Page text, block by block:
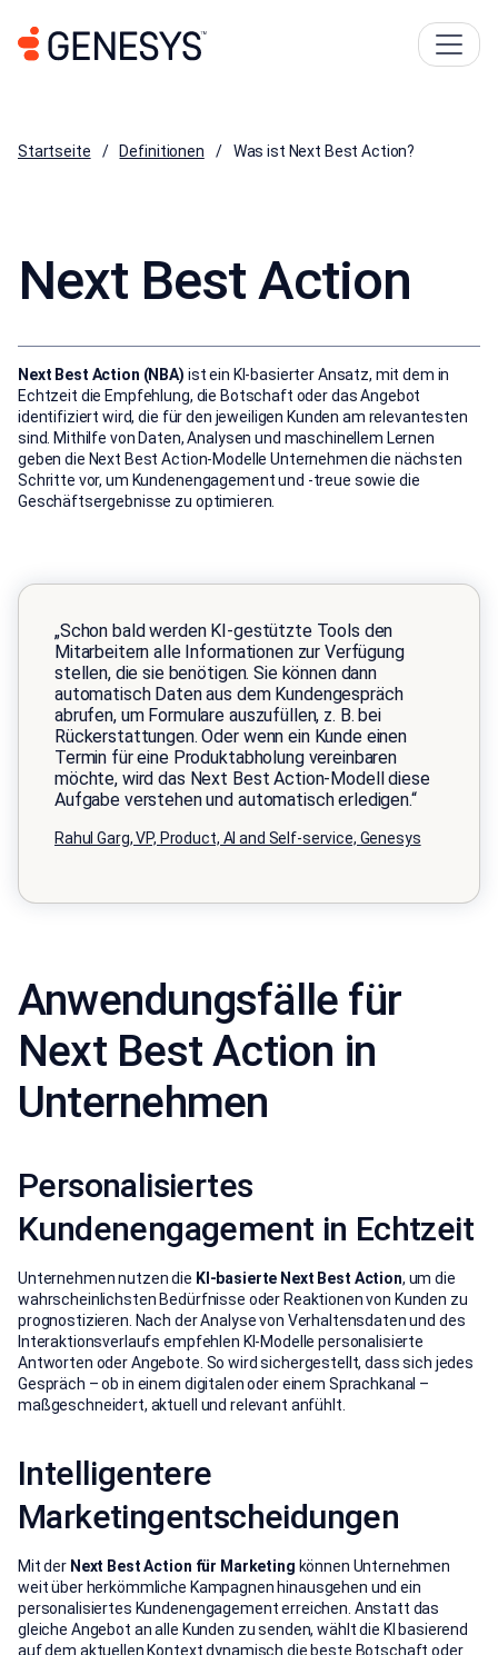
Startseite Definitionen Was ist Next Best Action?
Next Best Action
Next Best Action (NBA) ist ein KI-basierter Ansatz, mit dem in
Echtzeit die Empfehlung, die Botschaft oder das Angebot
identifiziert wird, die für den jeweiligen Kunden am relevantesten
sind. Mithilfe von Daten, Analysen und maschinellem Lernen
geben die Next Best Action-Modelle Unternehmen die nächsten
Schritte vor, um Kundenengagement und -treue sowie die
Geschäftsergebnisse zu optimieren.
„Schon bald werden KI-gestützte Tools den
Mitarbeitern alle Informationen zur Verfügung
stellen, die sie benötigen. Sie können dann
automatisch Daten aus dem Kundengespräch
abrufen, um Formulare auszufüllen, z. B. bei
Rückerstattungen. Oder wenn ein Kunde einen
Termin für eine Produktabholung vereinbaren
möchte, wird das Next Best Action-Modell diese
Aufgabe verstehen und automatisch erledigen.“
Rahul Garg, VP, Product, AI and Self-service, Genesys
Anwendungsfälle für
Next Best Action in
Unternehmen
Personalisiertes
Kundenengagement in Echtzeit
Unternehmen nutzen die KI-basierte Next Best Action, um die
wahrscheinlichsten Bedürfnisse oder Reaktionen von Kunden zu
prognostizieren. Nach der Analyse von Verhaltensdaten und des
Interaktionsverlaufs empfehlen KI-Modelle personalisierte
Antworten oder Angebote. So wird sichergestellt, dass sich jedes
Gespräch – ob in einem digitalen oder einem Sprachkanal –
maßgeschneidert, aktuell und relevant anfühlt.
Intelligentere
Marketingentscheidungen
Mit der Next Best Action für Marketing können Unternehmen
weit über herkömmliche Kampagnen hinausgehen und ein
personalisiertes Kundenengagement erreichen. Anstatt das
gleiche Angebot an alle Kunden zu senden, wählt die KI basierend
auf dem aktuellen Kontext dynamisch die beste Botschaft oder